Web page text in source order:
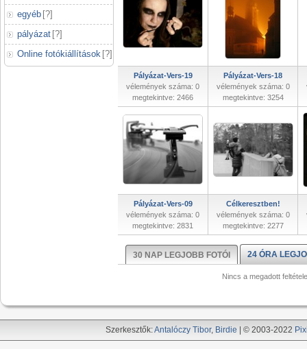
egyéb [?]
pályázat [?]
Online fotókiállítások [?]
Pályázat-Vers-19
vélemények száma: 0
megtekintve: 2466
Pályázat-Vers-18
vélemények száma: 0
megtekintve: 3254
Pályázat-Vers-09
vélemények száma: 0
megtekintve: 2831
Célkeresztben!
vélemények száma: 0
megtekintve: 2277
30 NAP LEGJOBB FOTÓI 24 ÓRA
Nincs a megadott
Szerkesztők:Antalóczy Tibor, Birdie | © 2003-2022